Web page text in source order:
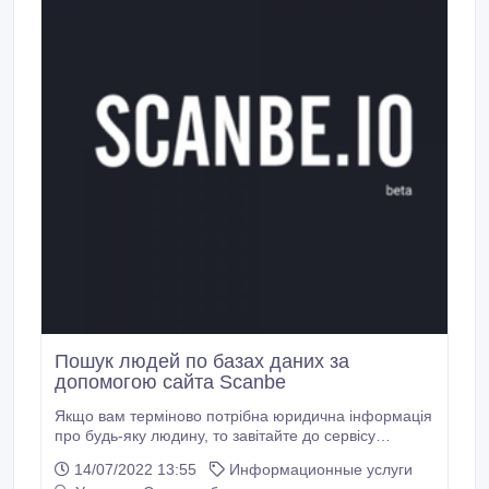
Пошук людей по базах даних за
допомогою сайта Scanbe
Якщо вам терміново потрібна юридична інформація
про будь-яку людину, то завітайте до сервісу
джерел, щоб дати можливість швидко знайти
14/07/2022 13:55
Информационные услуги